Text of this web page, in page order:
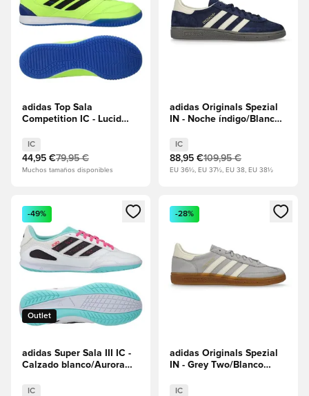
adidas Top Sala
Competition IC - Lucid
real
IC
44,95 €79,95 €
Muchos tamaños disponibles
adidas Originals Spezial
IN - Noche índigo/Blanco
IC
88,95 €109,95 €
EU 36½, EU 37½, EU 38, EU 38½
Abre un modal para iniciar sesión o registrarse como
Outlet
-49%
adidas Super Sala III IC -
Calzado blanco/Aurora
IC
Abre un modal para iniciar
-28%
adidas Originals Spezial
IN - Grey Two/Blanco
IC